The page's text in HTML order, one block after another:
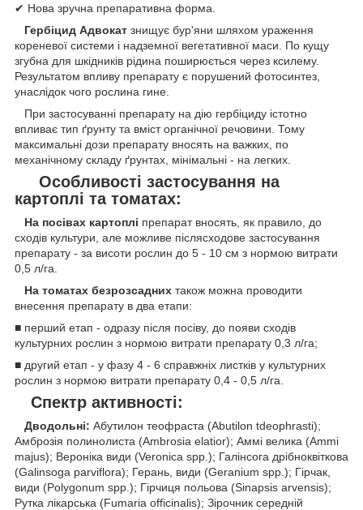
✔ Нова зручна препаративна форма.
Гербіцид Адвокат знищує бур'яни шляхом ураження
кореневої системи і надземної вегетативної маси. По кущу
згубна для шкідників рідина поширюється через ксилему.
Результатом впливу препарату є порушений фотосинтез,
унаслідок чого рослина гине.
При застосуванні препарату на дію гербіциду істотно
впливає тип ґрунту та вміст органічної речовини. Тому
максимальні дози препарату вносять на важких, по
механічному складу ґрунтах, мінімальні - на легких.
Особливості застосування на
картоплі та томатах:
На посівах картоплі препарат вносять, як правило, до
сходів культури, але можливе післясходове застосування
препарату - за висоти рослин до 5 - 10 см з нормою витрати
0,5 л/га.
На томатах безрозсадних також можна проводити
внесення препарату в два етапи:
■ перший етап - одразу після посіву, до появи сходів
культурних рослин з нормою витрати препарату 0,3 л/га;
■ другий етап - у фазу 4 - 6 справжніх листків у культурних
рослин з нормою витрати препа­рату 0,4 - 0,5 л/га.
Спектр активності:
Дводольні: Абутилон теофраста (Abutilon tdeophrasti);
Амброзія полинолиста (Ambrosia elatior); Аммі велика (Ammi
majus); Вероніка види (Veronica spp.); Галінсога дрібноквіткова
(Galinsoga parviflora); Герань, види (Geranium spp.); Гірчак,
види (Polygonum spp.); Гірчиця польова (Sinapsis arvensis);
Рутка лікарська (Fumaria officinalis); Зірочник середній